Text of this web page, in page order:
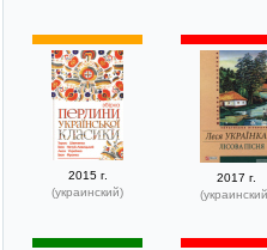
2015 г.
(украинский)
2017 г.